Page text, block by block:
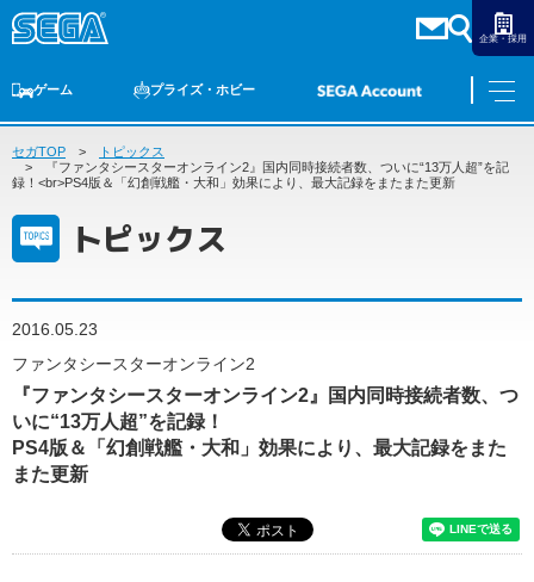
企業・採用
ゲーム
ゲームTOP 家庭用ゲーム
プライズ・ホビー
プライズ トイ S-FIRE
オンライン
ゲーム
家庭用ゲーム
スマホゲーム
プライズ・ホビー
S-FIRE
セガ ラッキーくじ
セガ ラッキーくじオンライン
物販
アニメ
ダーツ
トピックス
セガTOP
トピックス
『ファンタシースターオンライン2』国内同時接続者数、ついに“13万人超”を記
録！<br>PS4版＆「幻創戦艦・大和」効果により、最大記録をまたまた更新
トピックス
2016.05.23
ファンタシースターオンライン2
『ファンタシースターオンライン2』国内同時接続者数、つ
いに“13万人超”を記録！
PS4版＆「幻創戦艦・大和」効果により、最大記録をまた
また更新